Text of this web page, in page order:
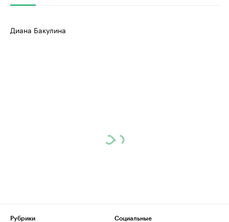
Диана Бакулина
Рубрики
Социальные